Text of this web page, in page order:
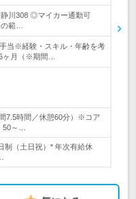
静川308 ◎マイカー通勤可
範…
当※経験・スキル・年齢を考
ヶ月（※期間…
7.5時間／休憩60分）※コア
～…
制（土日祝）* 年次有給休